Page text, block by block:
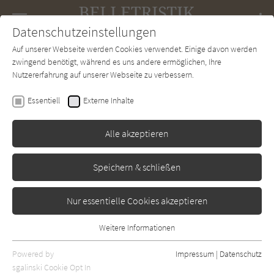
SUCHE Forum Charts Newsletter
Jules Wake
Notting Hill im Schnee
Erschienen: Oktober 2021 Bibliogr. Angaben
Datenschutzeinstellungen
Auf unserer Webseite werden Cookies verwendet. Einige davon werden
zwingend benötigt, während es uns andere ermöglichen, Ihre
Nutzererfahrung auf unserer Webseite zu verbessern.
Essentiell Externe Inhalte
Alle akzeptieren
Speichern & schließen
Nur essentielle Cookies akzeptieren
Essentielle Cookies werden für grundlegende Funktionen der
Webseite benötigt. Dadurch ist gewährleistet, dass die Webseite
Weitere Informationen
Powered by
sgalinski Cookie Opt In
Impressum | Datenschutz